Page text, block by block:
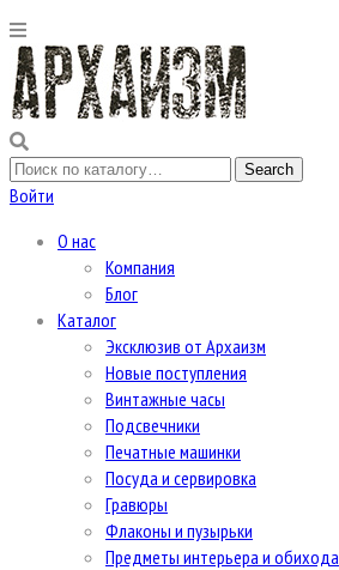
Войти
О нас
Компания
Блог
Каталог
Эксклюзив от Архаизм
Новые поступления
Винтажные часы
Подсвечники
Печатные машинки
Посуда и сервировка
Гравюры
Флаконы и пузырьки
Предметы интерьера и обихода